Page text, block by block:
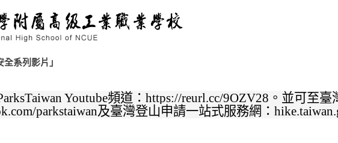
系列影片」
Youtube頻道：https://reurl.cc/9OZV28。並可至
parkstaiwan及臺灣登山申請一站式服務網：